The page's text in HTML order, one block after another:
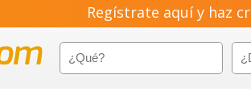
Regístrate aquí y haz